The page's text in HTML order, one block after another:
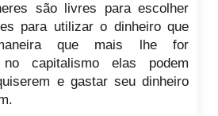
são livres para escolher
para utilizar o dinheiro que
que mais lhe for
capitalismo elas podem
e gastar seu dinheiro